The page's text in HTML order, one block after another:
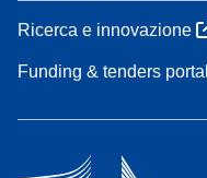
Ricerca e innovazione
Funding & tenders portal